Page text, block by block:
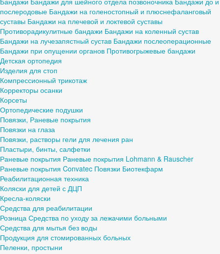
послеродовые Бандажи на голеностопный и плюснефаланговый
суставы Бандажи на плечевой и локтевой суставы
Противорадикулитные бандажи Бандажи на коленный сустав
Бандажи на лучезапястный сустав Бандажи послеоперационные
Бандажи при опущении органов Противогрыжевые бандажи
Детская ортопедия
Изделия для стоп
Компрессионный трикотаж
Корректоры осанки
Корсеты
Ортопедические подушки
Повязки, Раневые покрытия
Повязки на глаза
Повязки, растворы гели для лечения ран
Пластыри, бинты, салфетки
Раневые покрытия Раневые покрытия Lohmann & Rauscher
Раневые покрытия Convatec Повязки Биотекфарм
Реабилитационная техника
Коляски для детей с ДЦП
Кресла-коляски
Средства для реабилитации
Розница Средства по уходу за лежачими больными
Средства для мытья без воды
Продукция для стомированных больных
Пеленки, простыни